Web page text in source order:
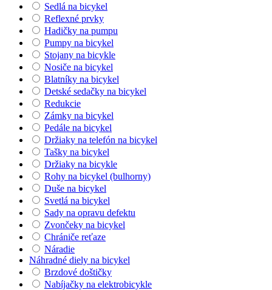
Sedlá na bicykel
Reflexné prvky
Hadičky na pumpu
Pumpy na bicykel
Stojany na bicykle
Nosiče na bicykel
Blatníky na bicykel
Detské sedačky na bicykel
Redukcie
Zámky na bicykel
Pedále na bicykel
Držiaky na telefón na bicykel
Tašky na bicykel
Držiaky na bicykle
Rohy na bicykel (bulhorny)
Duše na bicykel
Svetlá na bicykel
Sady na opravu defektu
Zvončeky na bicykel
Chrániče reťaze
Náradie
Náhradné diely na bicykel
Brzdové doštičky
Nabíjačky na elektrobicykle